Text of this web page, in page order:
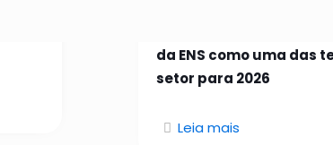
da ENS como uma das
setor para 2026
Leia mais